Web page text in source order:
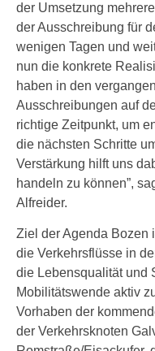
der Umsetzung
der Ausschreibung für
wenigen Tagen und
nun die konkrete
haben in den
Ausschreibungen auf
richtige Zeitpunkt, um
die nächsten Schritte
Verstärkung hilft uns
handeln zu können”,
Alfreider.
Ziel der Agenda Bozen
die Verkehrsflüsse in
die Lebensqualität und
Mobilitätswende aktiv
Vorhaben der
der Verkehrsknoten